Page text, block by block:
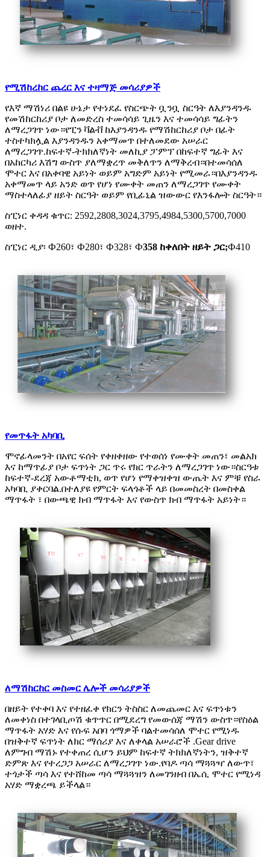
የሚሽከረከር ጨረር እና ተዛማጅ መሳሪያዎች
የእኛ ማሽነሪ በልዩ ሁኔታ የተነደፈ የስርጭት ቧንቧ ስርዓት ለእያንዳንዱ
የመሽከርከሪያ ቦታ ለመድረስ ተመሳሳይ ጊዜን እና ተመሳሳይ ግፊትን
ለማረጋገጥ ነው።የፒን ቫልቭ ከእያንዳንዱ የማሽከርከሪያ ቦታ በፊት
ተስተካክሏል እያንዳንዱን አቀማመጥ በተለመደው አሠራር
ለማረጋገጥ.ከፍተኛ-ትክክለኛነት መለኪያ ፓምፕ በከፍተኛ ግፊት እና
በአከርካሪ እሽግ ውስጥ ያለማቋረጥ መቅለጥን ለማቅረብ።በተመሳሰለ
ሞተር እና በአቀባዊ አይነት ወይም አግድም አይነት የሚመራ።በእያንዳንዱ
አቀማመጥ ላይ አንድ ወጥ የሆነ የሙቀት መጠን ለማረጋገጥ የሙቀት
ማስተላለፊያ ዘይት ስርዓት ወይም የቢፊኒል ዝውውር የእንፋሎት ስርዓት።
ስፒነር ቀዳዳ ቁጥር: 2592,2808,3024,3795,4984,5300,5700,7000
ወዘተ.
ስፒነር ዲያ፡ Ф260፣ Ф280፣ Ф328፣ Ф358 ከቀለበት ዘይት ጋር;Ф410
የመጥፋት አካባቢ
ሞኖፊላመንት በአየር ፍሰት የቀዘቀዘው የተወሰነ የሙቀት መጠን፣ መልአክ
እና ከማጥፊያ ቦታ ፍጥነት ጋር ጥሩ የክር ጥራትን ለማረጋገጥ ነው።ስርዓቱ
ከፍተኛ-ደረጃ አውቶማቲክ, ወጥ የሆነ የማቀዝቀዝ ውጤት እና ምቹ የስራ
አካባቢ ያቀርባል.በተለያዩ የምርት ፍላጎቶች ላይ በመመስረት በመስቀል
ማጥፋት ፣ በውጫዊ ክብ ማጥፋት እና የውስጥ ክብ ማጥፋት አይነት።
ለማሽከርከር መስመር ሌሎች መሳሪያዎች
በዘይት የተቀባ እና የተዘፈቀ የክርን ትስስር ለመጨመር እና ፍጥነቱን
ለመቀነስ በተገላቢጦሽ ቁጥጥር በሚደረግ የመውሰጃ ማሽን ውስጥ።የስዕል
ማጥፋት አሃድ እና የሱፍ አበባ ጎማዎች ባልተመሳሰለ ሞተር የሚነዱ
በዝቅተኛ ፍጥነት ለክር ማሰሪያ እና ለቀላል አሠራሮች .Gear drive
ለምግብ ማሽኑ የተቀጠረ ሲሆን ይህም ከፍተኛ ትክክለኛነትን, ዝቅተኛ
ድምጽ እና የተረጋጋ አሠራር ለማረጋገጥ ነው.የባዶ ጣሳ ማጓጓዣ ለውጥ፣
ተጎታች ጣሳ እና የተሸከመ ጣሳ ማጓጓዝን ለመገንዘብ በኤሲ ሞተር የሚነዳ
አሃድ ማቋረጫ ይችላል።